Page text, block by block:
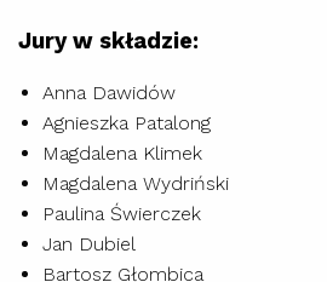
Jury w składzie:
Anna Dawidów
Agnieszka Patalong
Magdalena Klimek
Magdalena Wydriński
Paulina Świerczek
Jan Dubiel
Bartosz Głombica